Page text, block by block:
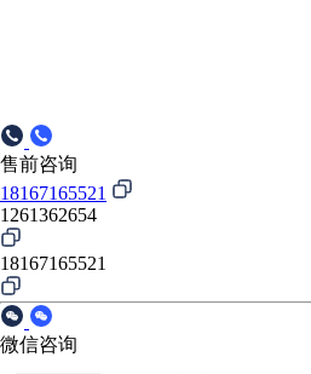
售前咨询
18167165521
1261362654
18167165521
微信咨询